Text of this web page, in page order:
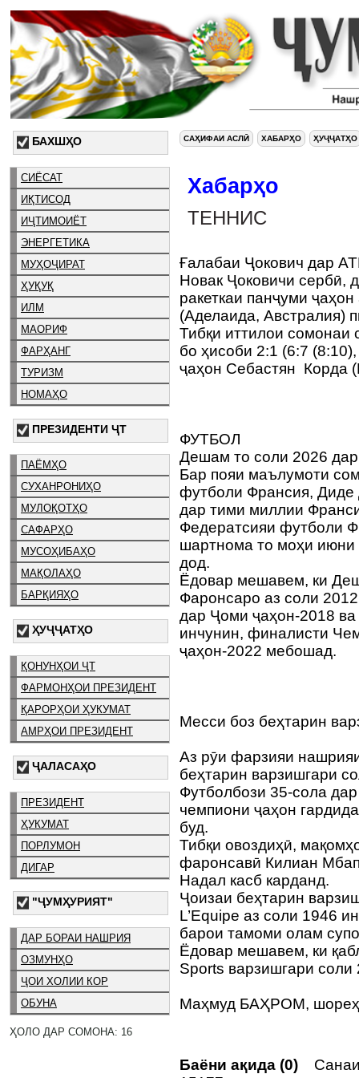
БАХШҲО
СИЁСАТ
ИҚТИСОД
ИҶТИМОИЁТ
ЭНЕРГЕТИКА
МУҲОҶИРАТ
ҲУҚУҚ
ИЛМ
МАОРИФ
ФАРҲАНГ
ТУРИЗМ
НОМАҲО
ПРЕЗИДЕНТИ ҶТ
ПАЁМҲО
СУХАНРОНИҲО
МУЛОҚОТҲО
САФАРҲО
МУСОҲИБАҲО
МАҚОЛАҲО
БАРҚИЯҲО
ҲУҶҶАТҲО
ҚОНУНҲОИ ҶТ
ФАРМОНҲОИ ПРЕЗИДЕНТ
ҚАРОРҲОИ ҲУКУМАТ
АМРҲОИ ПРЕЗИДЕНТ
ҶАЛАСАҲО
ПРЕЗИДЕНТ
ҲУКУМАТ
ПОРЛУМОН
ДИГАР
"ҶУМҲУРИЯТ"
ДАР БОРАИ НАШРИЯ
ОЗМУНҲО
ҶОИ ХОЛИИ КОР
ОБУНА
ҲОЛО ДАР СОМОНА: 16
САҲИФАИ АСЛӢ ХАБАРҲО ҲУҶҶАТҲО
Хабарҳо
ТЕННИС
Ғалабаи Ҷокович дар
Новак Ҷоковичи сербӣ,
ракеткаи панҷуми
(Аделаида, Австралия)
Тибқи иттилои
бо ҳисоби 2:1 (6:7
ҷаҳон Себастян Корда
ФУТБОЛ
Дешам то соли 2026
Бар пояи маълумоти
футболи Франсия,
дар тими миллии
Федератсияи футболи
шартнома то моҳи июни
дод.
Ёдовар мешавем, ки
Фаронсаро аз соли
дар Ҷоми ҷаҳон-2018 ва
инчунин, финалисти
ҷаҳон-2022 мебошад.
Месси боз беҳтарин
Аз рӯи фарзияи
беҳтарин варзишгари
Футболбози 35-сола
чемпиони ҷаҳон
буд.
Тибқи овоздиҳӣ,
фаронсавӣ Килиан
Надал касб карданд.
Ҷоизаи беҳтарин
L’Еquipe аз соли 1946
барои тамоми олам
Ёдовар мешавем, ки
Sports варзишгари
Маҳмуд БАҲРОМ,
Баёни ақида (0)